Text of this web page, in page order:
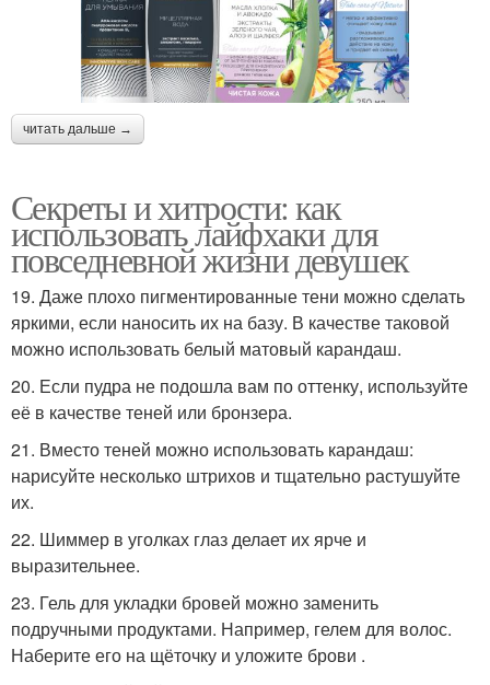
читать дальше →
Секреты и хитрости: как
использовать лайфхаки для
повседневной жизни девушек
19. Даже плохо пигментированные тени можно сделать
яркими, если наносить их на базу. В качестве таковой
можно использовать белый матовый карандаш.
20. Если пудра не подошла вам по оттенку, используйте
её в качестве теней или бронзера.
21. Вместо теней можно использовать карандаш:
нарисуйте несколько штрихов и тщательно растушуйте
их.
22. Шиммер в уголках глаз делает их ярче и
выразительнее.
23. Гель для укладки бровей можно заменить
подручными продуктами. Например, гелем для волос.
Наберите его на щёточку и уложите брови .